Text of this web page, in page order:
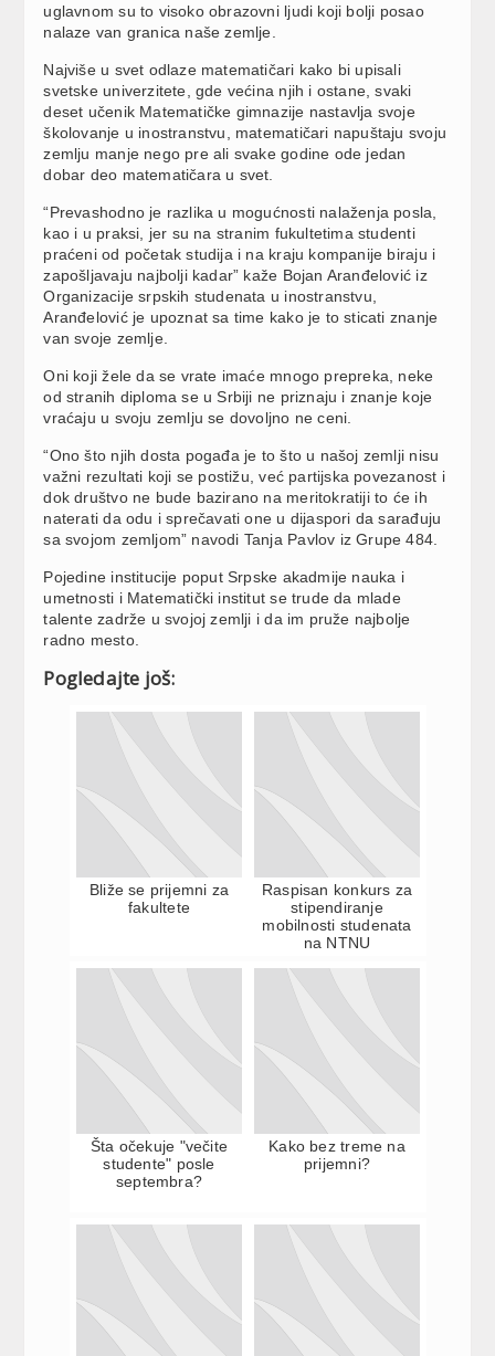
uglavnom su to visoko obrazovni ljudi koji bolji posao
nalaze van granica naše zemlje.
Najviše u svet odlaze matematičari kako bi upisali
svetske univerzitete, gde većina njih i ostane, svaki
deset učenik Matematičke gimnazije nastavlja svoje
školovanje u inostranstvu, matematičari napuštaju svoju
zemlju manje nego pre ali svake godine ode jedan
dobar deo matematičara u svet.
“Prevashodno je razlika u mogućnosti nalaženja posla,
kao i u praksi, jer su na stranim fukultetima studenti
praćeni od početak studija i na kraju kompanije biraju i
zapošljavaju najbolji kadar” kaže Bojan Aranđelović iz
Organizacije srpskih studenata u inostranstvu,
Aranđelović je upoznat sa time kako je to sticati znanje
van svoje zemlje.
Oni koji žele da se vrate imaće mnogo prepreka, neke
od stranih diploma se u Srbiji ne priznaju i znanje koje
vraćaju u svoju zemlju se dovoljno ne ceni.
“Ono što njih dosta pogađa je to što u našoj zemlji nisu
važni rezultati koji se postižu, već partijska povezanost i
dok društvo ne bude bazirano na meritokratiji to će ih
naterati da odu i sprečavati one u dijaspori da sarađuju
sa svojom zemljom” navodi Tanja Pavlov iz Grupe 484.
Pojedine institucije poput Srpske akadmije nauka i
umetnosti i Matematički institut se trude da mlade
talente zadrže u svojoj zemlji i da im pruže najbolje
radno mesto.
Pogledajte još:
Bliže se prijemni za
fakultete
Raspisan konkurs za
stipendiranje
mobilnosti studenata
na NTNU
Šta očekuje "večite
studente" posle
septembra?
Kako bez treme na
prijemni?